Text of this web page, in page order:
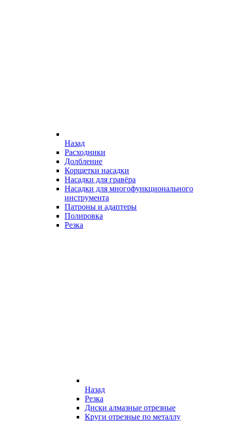
Назад
Расходники
Долбление
Корщетки насадки
Насадки для гравёра
Насадки для многофункционального
инструмента
Патроны и адаптеры
Полировка
Резка
Назад
Резка
Диски алмазные отрезные
Круги отрезные по металлу